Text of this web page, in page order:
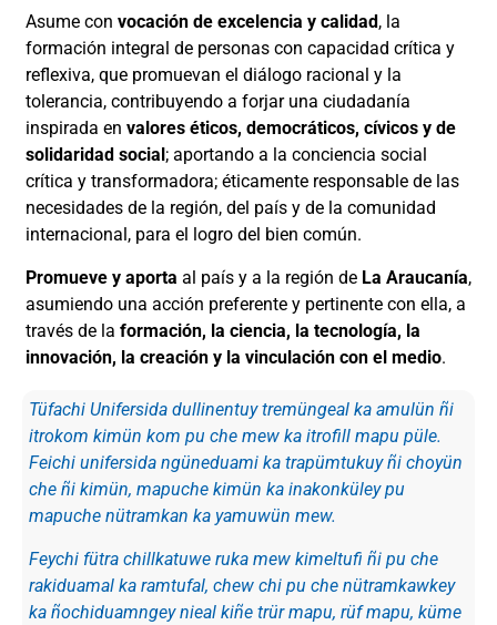
Asume con vocación de excelencia y calidad , la
formación integral de personas con capacidad crítica y
reflexiva, que promuevan el diálogo racional y la
tolerancia, contribuyendo a forjar una ciudadanía
inspirada en valores éticos, democráticos, cívicos y de
solidaridad social ; aportando a la conciencia social
crítica y transformadora; éticamente responsable de las
necesidades de la región, del país y de la comunidad
internacional, para el logro del bien común.
Promueve y aporta al país y a la región de La Araucanía,
asumiendo una acción preferente y pertinente con ella, a
través de la formación, la ciencia, la tecnología, la
innovación, la creación y la vinculación con el medio.
Tüfachi Unifersida dullinentuy tremüngeal ka amulün ñi
itrokom kimün kom pu che mew ka itrofill mapu püle.
Feichi unifersida ngüneduami ka trapümtukuy ñi choyün
che ñi kimün, mapuche kimün ka inakonküley pu
mapuche nütramkan ka yamuwün mew.
Feychi fütra chillkatuwe ruka mew kimeltufi ñi pu che
rakiduamal ka ramtufal, chew chi pu che nütramkawkey
ka ñochiduamngey nieal kiñe trür mapu, rüf mapu, küme